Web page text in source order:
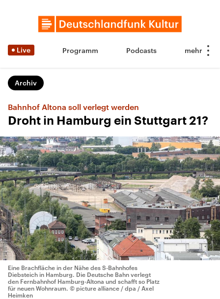
Live Programm Podcasts
Archiv
Bahnhof Altona soll verlegt werden
Droht in Hamburg ein Stuttgart 21?
Eine Brachfläche in der Nähe des S-Bahnhofes
Diebsteich in Hamburg. Die Deutsche Bahn verlegt
den Fernbahnhof Hamburg-Altona und schafft so Platz
für neuen Wohnraum. © picture alliance / dpa / Axel
Heimken